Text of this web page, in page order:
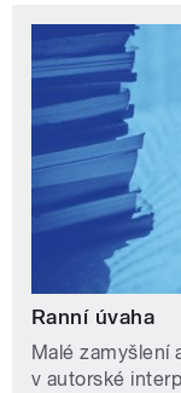
Ranní úvaha
Malé zamyšlení
v autorské